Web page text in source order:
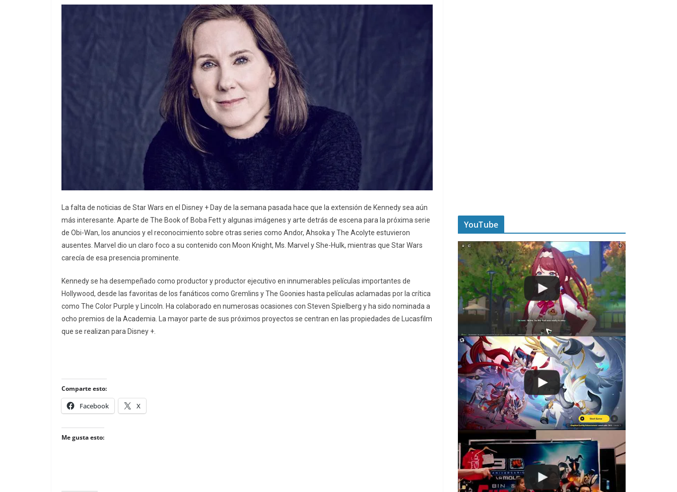
La falta de noticias de Star Wars en el Disney + Day de la semana pasada hace que la extensión de Kennedy sea aún
más interesante. Aparte de The Book of Boba Fett y algunas imágenes y arte detrás de escena para la próxima serie
de Obi-Wan, los anuncios y el reconocimiento sobre otras series como Andor, Ahsoka y The Acolyte estuvieron
ausentes. Marvel dio un claro foco a su contenido con Moon Knight, Ms. Marvel y She-Hulk, mientras que Star Wars
carecía de esa presencia prominente.
Kennedy se ha desempeñado como productor y productor ejecutivo en innumerables películas importantes de
Hollywood, desde las favoritas de los fanáticos como Gremlins y The Goonies hasta películas aclamadas por la crítica
como The Color Purple y Lincoln. Ha colaborado en numerosas ocasiones con Steven Spielberg y ha sido nominada a
ocho premios de la Academia. La mayor parte de sus próximos proyectos se centran en las propiedades de Lucasfilm
que se realizan para Disney +.
Comparte esto:
Facebook X
Me gusta esto:
YouTube